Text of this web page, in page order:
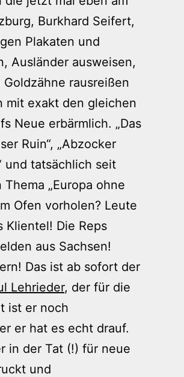
Burkhard Seifert,
Plakaten und
Ausländer ausweisen,
rausreißen
mit exakt den gleichen
Neue erbärmlich. „Das
Ruin“, „Abzocker
und tatsächlich seit
„Europa ohne
Ofen vorholen? Leute
Klientel! Die Reps
aus Sachsen!
Das ist ab sofort der
Lehrieder, der für die
ist er noch
er hat es echt drauf.
in der Tat (!) für neue
und